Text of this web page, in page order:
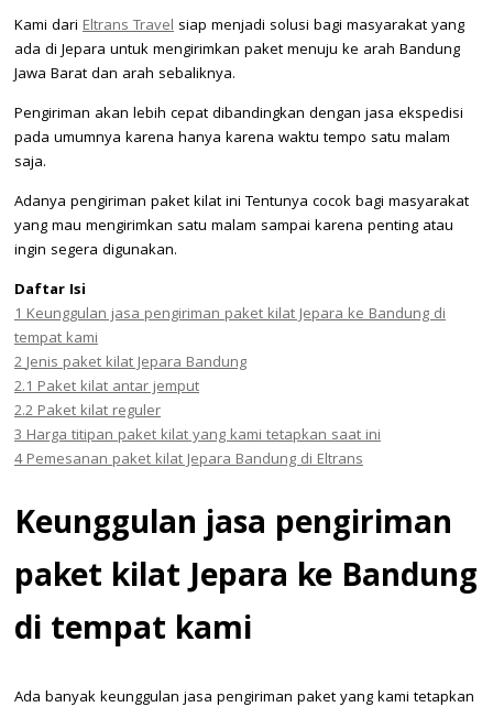
Kami dari Eltrans Travel siap menjadi solusi bagi masyarakat yang
ada di Jepara untuk mengirimkan paket menuju ke arah Bandung
Jawa Barat dan arah sebaliknya.
Pengiriman akan lebih cepat dibandingkan dengan jasa ekspedisi
pada umumnya karena hanya karena waktu tempo satu malam
saja.
Adanya pengiriman paket kilat ini Tentunya cocok bagi masyarakat
yang mau mengirimkan satu malam sampai karena penting atau
ingin segera digunakan.
Daftar Isi
1Keunggulan jasa pengiriman paket kilat Jepara ke Bandung di
tempat kami
2Jenis paket kilat Jepara Bandung
2.1Paket kilat antar jemput
2.2Paket kilat reguler
3Harga titipan paket kilat yang kami tetapkan saat ini
4Pemesanan paket kilat Jepara Bandung di Eltrans
Keunggulan jasa pengiriman
paket kilat Jepara ke Bandung
di tempat kami
Ada banyak keunggulan jasa pengiriman paket yang kami tetapkan